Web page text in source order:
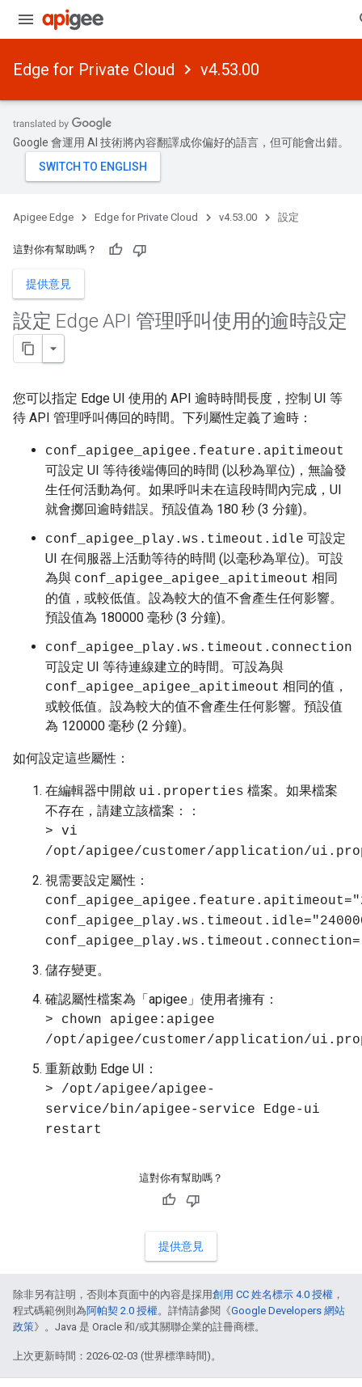
Edge for Private Cloud v4.53.00
Google 會運用 AI 技術將內容翻譯成你偏好的語言，但可能會出錯。
Apigee Edge Edge for Private Cloud v4.53.00 設定
這對你有幫助嗎？
提供意見
設定 Edge API 管理呼叫使用的逾時設定
您可以指定 Edge UI 使用的 API 逾時時間長度，控制 UI 等
待 API 管理呼叫傳回的時間。下列屬性定義了逾時：
conf_apigee_apigee.feature.apitimeout
可設定 UI 等待後端傳回的時間 (以秒為單位)，無論發
生任何活動為何。如果呼叫未在這段時間內完成，UI
就會擲回逾時錯誤。預設值為 180 秒 (3 分鐘)。
conf_apigee_play.ws.timeout.idle 可設定
UI 在伺服器上活動等待的時間 (以毫秒為單位)。可設
為與 conf_apigee_apigee_apitimeout 相同
的值，或較低值。設為較大的值不會產生任何影響。
預設值為 180000 毫秒 (3 分鐘)。
conf_apigee_play.ws.timeout.connection
可設定 UI 等待連線建立的時間。可設為與
conf_apigee_apigee_apitimeout 相同的值，
或較低值。設為較大的值不會產生任何影響。預設值
為 120000 毫秒 (2 分鐘)。
如何設定這些屬性：
在編輯器中開啟 ui.properties 檔案。如果檔案
不存在，請建立該檔案：：
> vi
/opt/apigee/customer/application/
視需要設定屬性：
儲存變更。
確認屬性檔案為「apigee」使用者擁有：
> chown apigee:apigee
/opt/apigee/customer/application/
重新啟動 Edge UI：
> /opt/apigee/apigee-
service/bin/apigee-service Edge-ui
restart
這對你有幫助嗎？
提供意見
除非另有註明，否則本頁面中的內容是採用創用 CC 姓名標示 4.0 授權 ，
程式碼範例則為阿帕契 2.0 授權。詳情請參閱《Google Developers 網站
政策》。Java 是 Oracle 和/或其關聯企業的註冊商標。
上次更新時間：2026-02-03 (世界標準時間)。